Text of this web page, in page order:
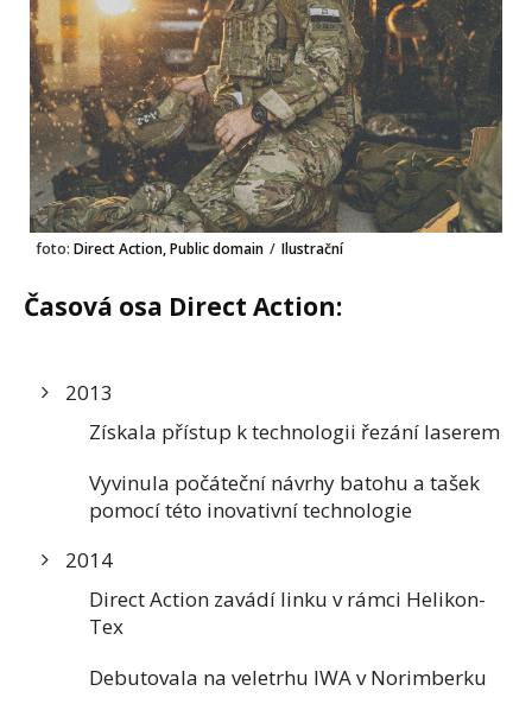
foto: Direct Action, Public domain / Ilustrační
Časová osa Direct Action:
2013
Získala přístup k technologii řezání laserem
Vyvinula počáteční návrhy batohu a tašek
pomocí této inovativní technologie
2014
Direct Action zavádí linku v rámci Helikon-
Tex
Debutovala na veletrhu IWA v Norimberku